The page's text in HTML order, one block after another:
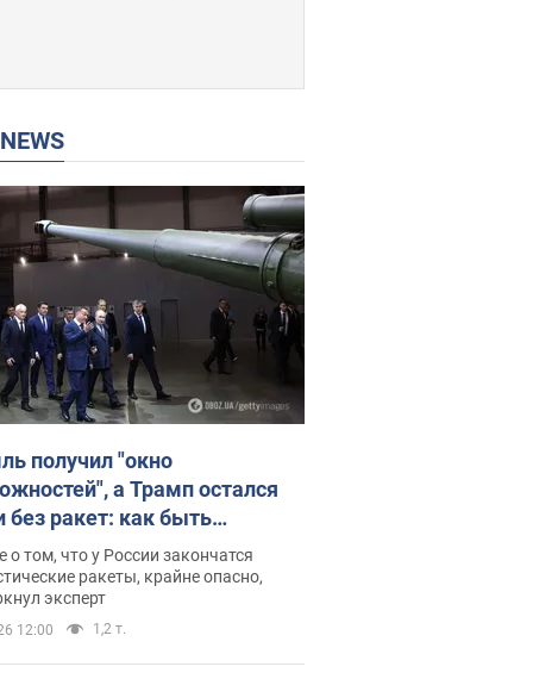
NEWS
получил "окно
а Трамп остался
без ракет: как быть
Интервью с Мельником
о том, что у России закончатся
ракеты, крайне опасно,
эксперт
12:00 1,2 т.